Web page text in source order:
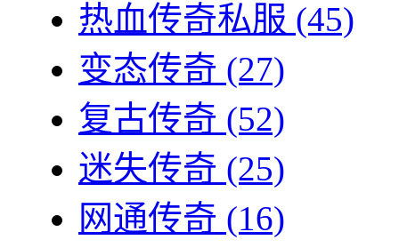
热血传奇私服 (45)
变态传奇 (27)
复古传奇 (52)
迷失传奇 (25)
网通传奇 (16)